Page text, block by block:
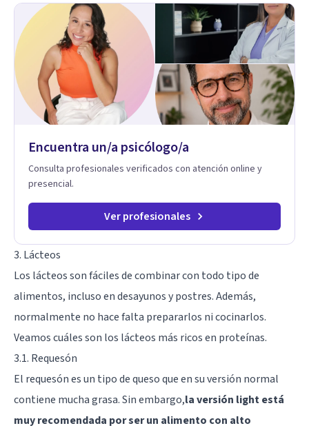
profesionales más destacadas en el abordaje profundo de la
ansiedad, la baja autoestima, la dependencia emocional y los
conflictos de pareja. Ha trabajado con pacientes en
diferentes países, acompañando procesos complejos. Su
enfoque terapéutico se diferencia por una premisa clara: no
trabaja el síntoma, trabaja la raíz que lo origina. Su
metodología interviene en tres niveles: regulación del
sistema emocional, reprocesamiento de heridas de la
infancia y reestructuración cognitiva profunda, permitiendo
origen. Si buscas un proceso superficial, este no es el lugar.
raíz de lo que te ocurre, la Dra. Sandra Milena Jiménez Duque
es una de las mejores opciones para acompañarte. Porque
cuando sanas tu mundo interno, cambias tu forma de pensar,
Encuentra un/a psicólogo/a
Consulta profesionales verificados con atención online y
presencial.
Ver profesionales
3. Lácteos
Los lácteos son fáciles de combinar con todo tipo de
alimentos, incluso en desayunos y postres. Además,
normalmente no hace falta prepararlos ni cocinarlos.
Veamos cuáles son los lácteos más ricos en proteínas.
3.1. Requesón
El requesón es un tipo de queso que en su versión normal
contiene mucha grasa. Sin embargo,la versión light está
muy recomendada por ser un alimento con alto